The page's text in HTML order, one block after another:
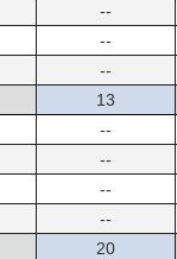
--
--
--
13
--
--
--
--
20